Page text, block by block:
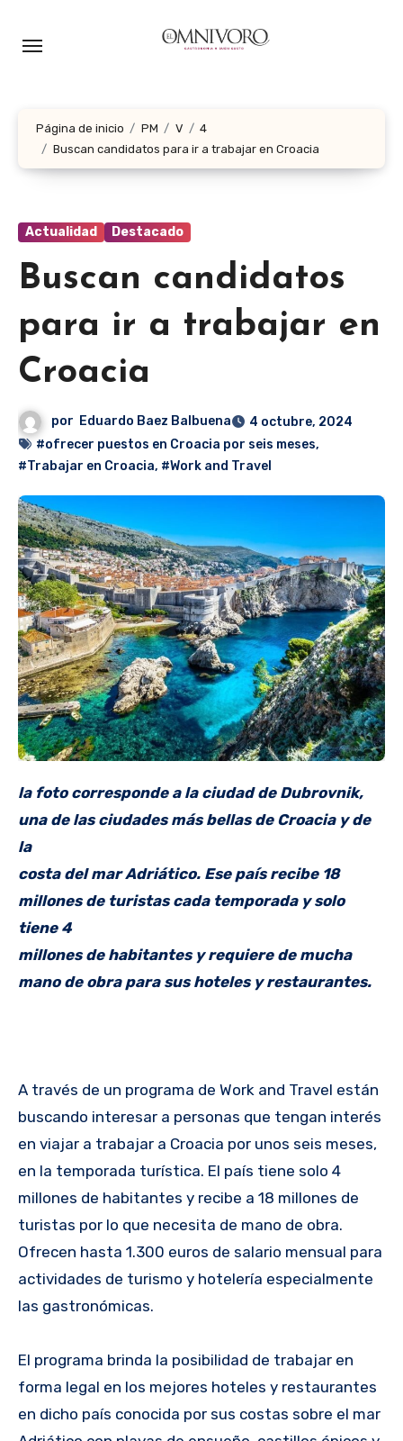
Página de inicio PM V
4
Buscan candidatos para ir a trabajar en Croacia
Actualidad Destacado
Buscan candidatos
para ir a trabajar en
Croacia
por Eduardo Baez Balbuena
4 octubre, 2024
#ofrecer puestos en Croacia por seis meses,
#Trabajar en Croacia, #Work and Travel
la foto corresponde a la ciudad de Dubrovnik,
una de las ciudades más bellas de Croacia y de
la
costa del mar Adriático. Ese país recibe 18
millones de turistas cada temporada y solo
tiene 4
millones de habitantes y requiere de mucha
mano de obra para sus hoteles y restaurantes.
A través de un programa de Work and Travel están
buscando interesar a personas que tengan interés
en viajar a trabajar a Croacia por unos seis meses,
en la temporada turística. El país tiene solo 4
millones de habitantes y recibe a 18 millones de
turistas por lo que necesita de mano de obra.
Ofrecen hasta 1.300 euros de salario mensual para
actividades de turismo y hotelería especialmente
las gastronómicas.
El programa brinda la posibilidad de trabajar en
forma legal en los mejores hoteles y restaurantes
en dicho país conocida por sus costas sobre el mar